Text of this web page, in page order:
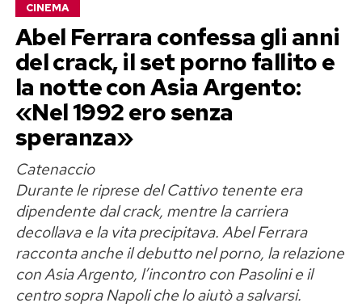
CINEMA
Abel Ferrara confessa gli anni
del crack, il set porno fallito e
la notte con Asia Argento:
«Nel 1992 ero senza
speranza»
Catenaccio
Durante le riprese del Cattivo tenente era
dipendente dal crack, mentre la carriera
decollava e la vita precipitava. Abel Ferrara
racconta anche il debutto nel porno, la relazione
con Asia Argento, l’incontro con Pasolini e il
centro sopra Napoli che lo aiutò a salvarsi.